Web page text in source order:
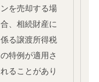
ンを売却する場
合、相続財産に
係る譲渡所得税
の特例が適用さ
れることがあり